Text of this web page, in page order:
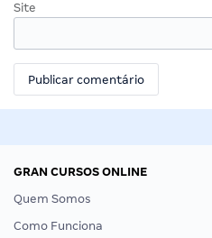
Site
GRAN CURSOS ONLINE
Quem Somos
Como Funciona